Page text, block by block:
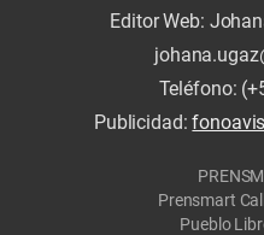
Editor Web:
Teléfono:
Publicidad:
Prensmart
Pueblo